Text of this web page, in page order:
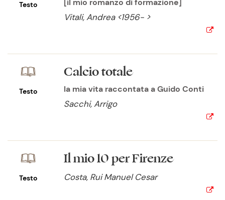
Testo [il mio romanzo di formazione]
Vitali, Andrea <1956- >
Testo
Calcio totale
la mia vita raccontata a Guido Conti
Sacchi, Arrigo
Testo
Il mio 10 per Firenze
Costa, Rui Manuel Cesar